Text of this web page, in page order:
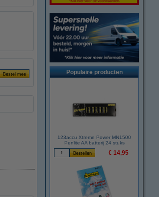
Populaire producten
123accu Xtreme Power MN1500
Penlite AA batterij 24 stuks
€ 14,95